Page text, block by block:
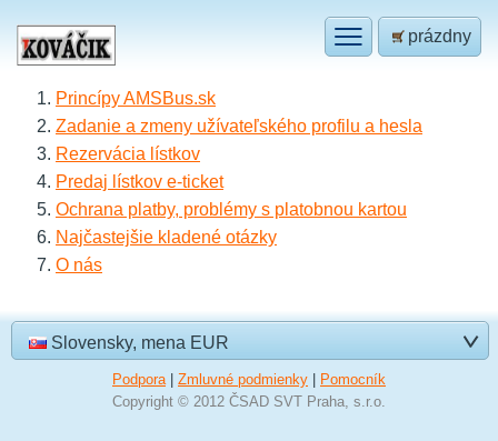
prázdny
Princípy AMSBus.sk
Zadanie a zmeny užívateľského profilu a hesla
Rezervácia lístkov
Predaj lístkov e-ticket
Ochrana platby, problémy s platobnou kartou
Najčastejšie kladené otázky
O nás
Slovensky, mena EUR
Podpora| Zmluvné podmienky
Pomocník
Copyright © 2012 ČSAD SVT Praha, s.r.o.